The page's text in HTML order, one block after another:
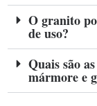
O granito
de uso?
Quais são
mármore e